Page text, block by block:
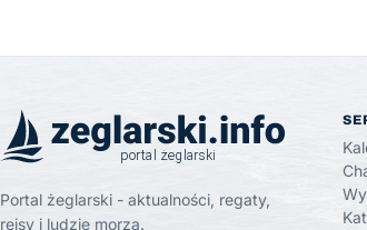
Portal żeglarski - aktualności, regaty,
rejsy i ludzie morza.